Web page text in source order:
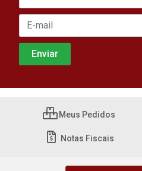
Meus Pedidos
Notas Fiscais